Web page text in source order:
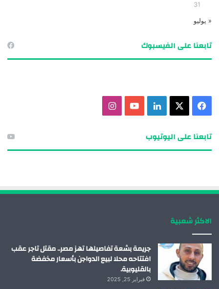
31
« يوليو
تابعنا على الفيسبوك
م
تابعنا على اليوتيوب
الاكثر شعبية
جريمة بشعة تفاصيلها تهز مصر.. مقتل تاجر عقب
افتتاحه محلا لبيع الدواجن بأسعار مخفضة
بالقليوبية.
فبراير 25, 2025